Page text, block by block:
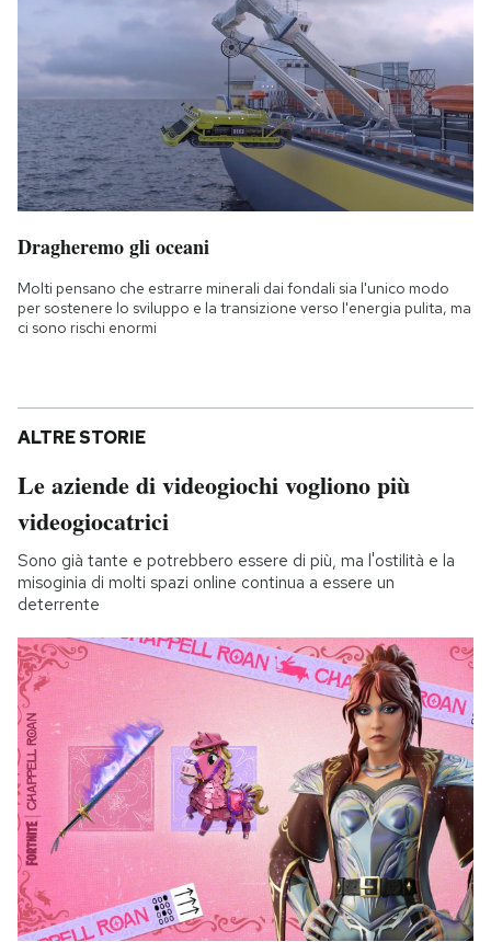
Dragheremo gli oceani
Molti pensano che estrarre minerali dai fondali sia l'unico modo
per sostenere lo sviluppo e la transizione verso l'energia pulita, ma
ci sono rischi enormi
ALTRE STORIE
Le aziende di videogiochi vogliono più
videogiocatrici
Sono già tante e potrebbero essere di più, ma l'ostilità e la
misoginia di molti spazi online continua a essere un
deterrente